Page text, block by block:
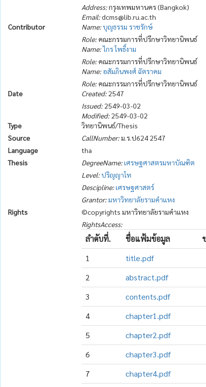
Address:กรุงเทพมหานคร (Bangkok)
Email:dcms@lib.ru.ac.th
Contributor
Name:บุญธรรม ราชรักษ์
Role: คณะกรรมการที่ปรึกษาวิทยานิพนธ์
Name:ไกร โพธิ์งาม
Role: คณะกรรมการที่ปรึกษาวิทยานิพนธ์
Name: อสัมภินพงศ์ ฉัตราคม
Role: คณะกรรมการที่ปรึกษาวิทยานิพนธ์
Date
Created: 2547
Issued: 2549-03-02
Modified: 2549-03-02
Type
วิทยานิพนธ์/Thesis
Source
CallNumber:ม.ร.ป624 2547
Language
tha
Thesis
DegreeName:เศรษฐศาสตรมหาบัณฑิต
Level:ปริญญาโท
Descipline:เศรษฐศาสตร์
Grantor:มหาวิทยาลัยรามคำแหง
Rights
©copyrights มหาวิทยาลัยรามคำแหง
RightsAccess:
ลำดับที่. ชื่อแฟ้มข้อมูล
1
title.pdf
2
abstract.pdf
3
contents.pdf
4
chapter1.pdf
5
chapter2.pdf
6
chapter3.pdf
7
chapter4.pdf